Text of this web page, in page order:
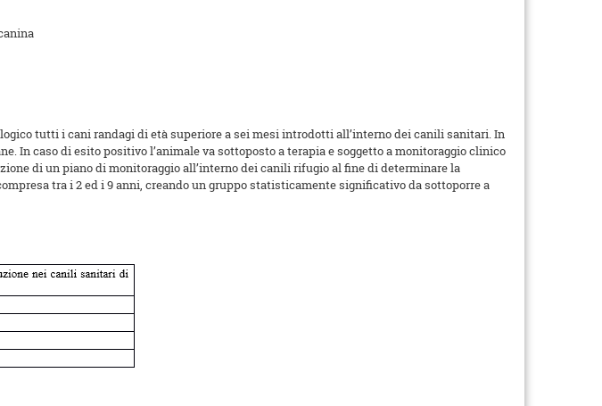
tutti i cani randagi di età superiore a sei mesi introdotti all’interno dei canili sanitari. In
In caso di esito positivo l’animale va sottoposto a terapia e soggetto a monitoraggio clinico
di un piano di monitoraggio all’interno dei canili rifugio al fine di determinare la
tra i 2 ed i 9 anni, creando un gruppo statisticamente significativo da sottoporre a